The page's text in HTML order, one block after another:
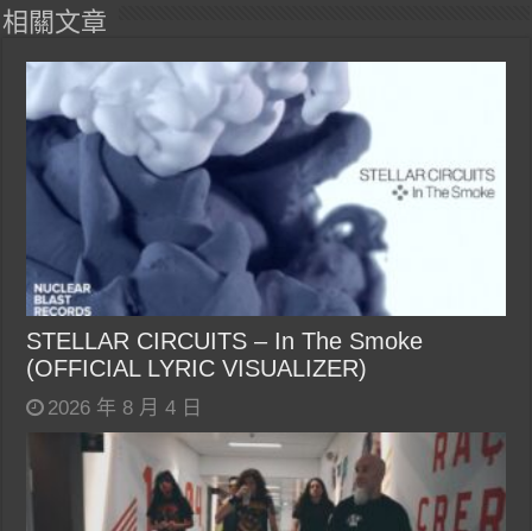
相關文章
STELLAR CIRCUITS – In The Smoke
(OFFICIAL LYRIC VISUALIZER)
2026 年 8 月 4 日